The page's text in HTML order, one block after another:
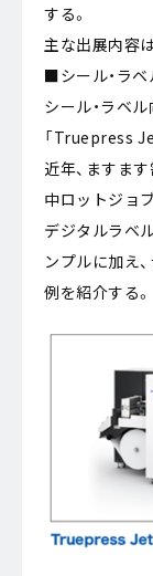
する。
主な出展内容
■シール・ラ
シール・ラベ
「Truepress
近年、ますま
中ロットジョ
デジタルラベ
ンプルに加え
例を紹介する。